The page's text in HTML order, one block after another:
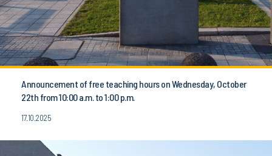
Announcement of free teaching hours on Wednesday, October
22th from 10:00 a.m. to 1:00 p.m.
17.10.2025